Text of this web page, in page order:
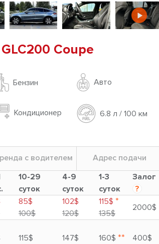
Coupe
Бензин Авто
Кондиционер 6.8 л / 100 км
с водителем Адрес подачи
10-29
суток
4-9
суток
1-3
суток
Залог
?
85$
100$
102$
120$
115$ *
135$
2000$
115$ 147$ 160$ ** 400$